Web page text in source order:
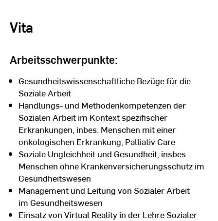
Vita
Arbeitsschwerpunkte:
Gesundheitswissenschaftliche Bezüge für die
Soziale Arbeit
Handlungs- und Methodenkompetenzen der
Sozialen Arbeit im Kontext spezifischer
Erkrankungen, inbes. Menschen mit einer
onkologischen Erkrankung, Palliativ Care
Soziale Ungleichheit und Gesundheit, insbes.
Menschen ohne Krankenversicherungsschutz im
Gesundheitswesen
Management und Leitung von Sozialer Arbeit
im Gesundheitswesen
Einsatz von Virtual Reality in der Lehre Sozialer